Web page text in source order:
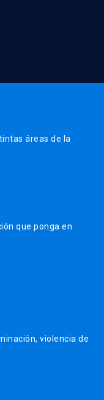
áreas de la
que ponga en
violencia de